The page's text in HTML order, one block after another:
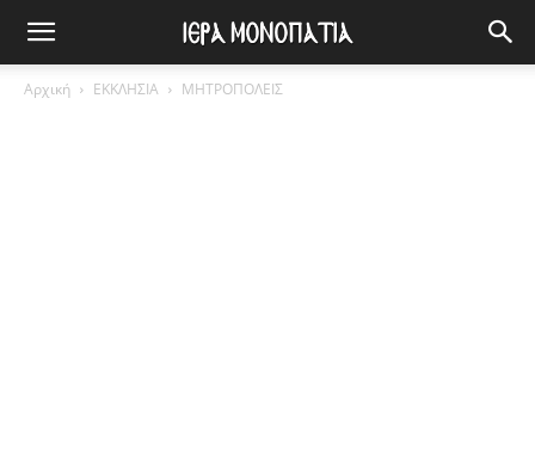
Αρχική ΕΚΚΛΗΣΙΑ ΜΗΤΡΟΠΟΛΕΙΣ